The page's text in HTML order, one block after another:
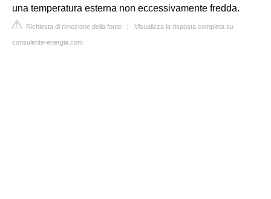
una temperatura esterna non eccessivamente fredda.
Richiesta di rimozione della fonte | Visualizza la risposta completa su
consulente-energia.com